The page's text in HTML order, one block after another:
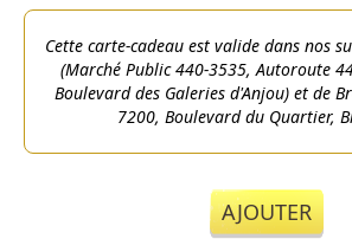
Cette carte-cadeau est valide dans nos
(Marché Public 440-3535, Autoroute
Boulevard des Galeries d'Anjou) et de
7200, Boulevard du Quartier,
AJOUTER